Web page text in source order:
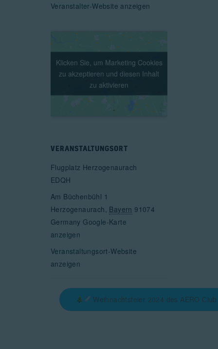
Veranstalter-Website anzeigen
VERANSTALTUNGSORT
Flugplatz Herzogenaurach
EDQH
Am Büchenbühl 1
Herzogenaurach Bayern 91074
Germany Google-Karte
anzeigen
Veranstaltungsort-Website
anzeigen
Klicken Sie, um Marketing Cookies
zu akzeptieren und diesen Inhalt
zu aktivieren
Klicken Sie, um Marketing Cookies
zu akzeptieren und diesen Inhalt
zu aktivieren
Weihnachtsfeier 2024 des AERO